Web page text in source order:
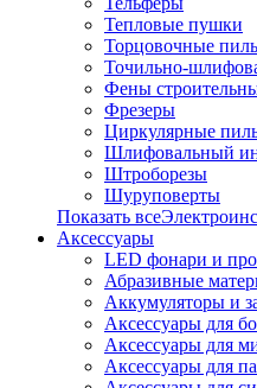
Тепловые пушки
Торцовочные
Точильно-
Фены
Фрезеры
Циркулярные
Шлифовальный
Штроборезы
Шуруповерты
Показать
Аксессуары
LED фонари и
Абразивные
Аккумуляторы и
Аксессуары для
Аксессуары для
Аксессуары для